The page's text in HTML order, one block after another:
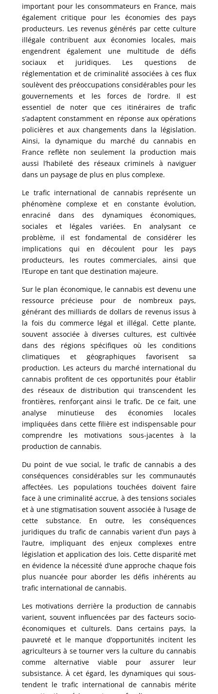
important pour les consommateurs en France, mais
également critique pour les économies des pays
producteurs. Les revenus générés par cette culture
illégale contribuent aux économies locales, mais
engendrent également une multitude de défis
sociaux et juridiques. Les questions de
réglementation et de criminalité associées à ces flux
soulèvent des préoccupations considérables pour les
gouvernements et les forces de l’ordre. Il est
essentiel de noter que ces itinéraires de trafic
s’adaptent constamment en réponse aux opérations
policières et aux changements dans la législation.
Ainsi, la dynamique du marché du cannabis en
France reflète non seulement la production mais
aussi l’habileté des réseaux criminels à naviguer
dans un paysage de plus en plus complexe.
Le trafic international de cannabis représente un
phénomène complexe et en constante évolution,
enraciné dans des dynamiques économiques,
sociales et légales variées. En analysant ce
problème, il est fondamental de considérer les
implications qui en découlent pour les pays
producteurs, les routes commerciales, ainsi que
l’Europe en tant que destination majeure.
Sur le plan économique, le cannabis est devenu une
ressource précieuse pour de nombreux pays,
générant des milliards de dollars de revenus issus à
la fois du commerce légal et illégal. Cette plante,
souvent associée à diverses cultures, est cultivée
dans des régions spécifiques où les conditions
climatiques et géographiques favorisent sa
production. Les acteurs du marché international du
cannabis profitent de ces opportunités pour établir
des réseaux de distribution qui transcendent les
frontières, renforçant ainsi le trafic. De ce fait, une
analyse minutieuse des économies locales
impliquées dans cette filière est indispensable pour
comprendre les motivations sous-jacentes à la
production de cannabis.
Du point de vue social, le trafic de cannabis a des
conséquences considérables sur les communautés
affectées. Les populations touchées doivent faire
face à une criminalité accrue, à des tensions sociales
et à une stigmatisation souvent associée à l’usage de
cette substance. En outre, les conséquences
juridiques du trafic de cannabis varient d’un pays à
l’autre, impliquant des enjeux complexes entre
législation et application des lois. Cette disparité met
en évidence la nécessité d’une approche chaque fois
plus nuancée pour aborder les défis inhérents au
trafic international de cannabis.
Les motivations derrière la production de cannabis
varient, souvent influencées par des facteurs socio-
économiques et culturels. Dans certains pays, la
pauvreté et le manque d’opportunités incitent les
agriculteurs à se tourner vers la culture du cannabis
comme alternative viable pour assurer leur
subsistance. À cet égard, les dynamiques qui sous-
tendent le trafic international de cannabis mérite